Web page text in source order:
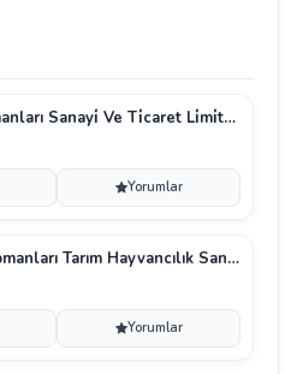
İnci̇ Çi̇ftli̇k Eki̇pmanları Sanayi̇ Ve Ti̇caret Li̇mi̇ted
Yorumlar
Tuğra Çi̇ftli̇k Eki̇pmanları Tarım Hayvancılık Sanayi̇
Yorumlar